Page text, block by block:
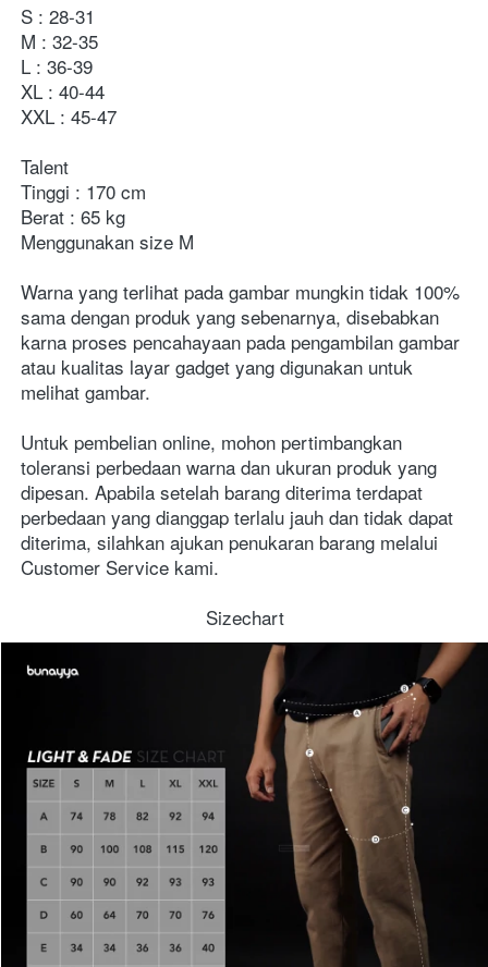
S : 28-31
M : 32-35
L : 36-39
XL : 40-44
XXL : 45-47
Talent
Tinggi : 170 cm
Berat : 65 kg
Menggunakan size M
Warna yang terlihat pada gambar mungkin tidak 100%
sama dengan produk yang sebenarnya, disebabkan
karna proses pencahayaan pada pengambilan gambar
atau kualitas layar gadget yang digunakan untuk
melihat gambar.
Untuk pembelian online, mohon pertimbangkan
toleransi perbedaan warna dan ukuran produk yang
dipesan. Apabila setelah barang diterima terdapat
perbedaan yang dianggap terlalu jauh dan tidak dapat
diterima, silahkan ajukan penukaran barang melalui
Customer Service kami.
Sizechart